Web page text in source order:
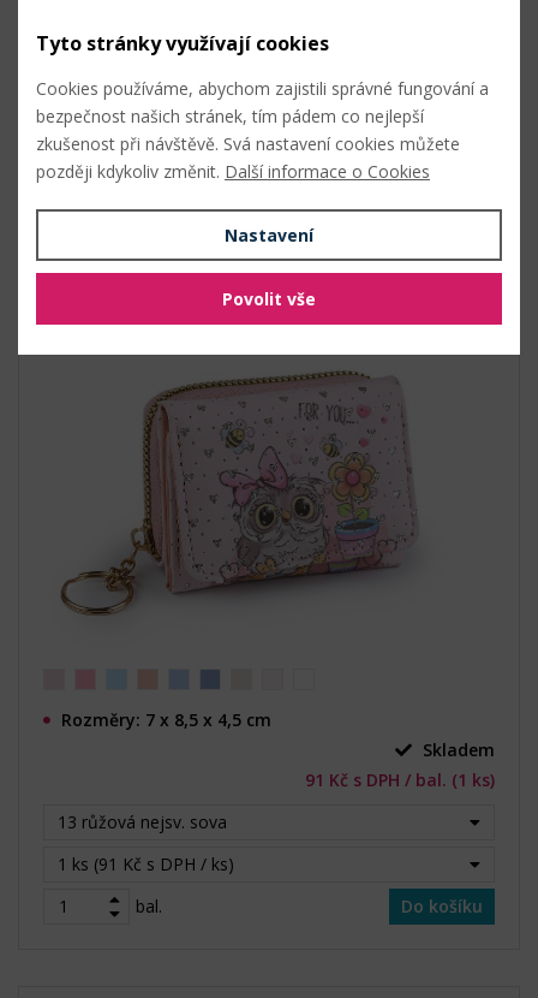
Přidat do košíku
Související zboží
Mini peněženka dětská 7x8,5 cm
Rozměry: 7 x 8,5 x 4,5 cm
Skladem
91 Kč s DPH / bal. (1 ks)
13 růžová nejsv. sova
1 ks (91 Kč s DPH / ks)
bal.
Do košíku
Tyto stránky využívají cookies
Cookies používáme, abychom zajistili správné fungování a
bezpečnost našich stránek, tím pádem co nejlepší
zkušenost při návštěvě. Svá nastavení cookies můžete
později kdykoliv změnit. Další informace o Cookies
Nastavení
Povolit vše